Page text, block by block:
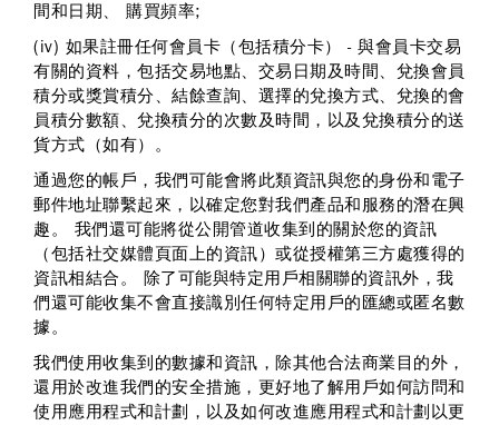
間和日期、 購買頻率;
(iv) 如果註冊任何會員卡（包括積分卡） - 與會員卡交易
有關的資料，包括交易地點、交易日期及時間、兌換會員
積分或獎賞積分、結餘查詢、選擇的兌換方式、兌換的會
員積分數額、兌換積分的次數及時間，以及兌換積分的送
貨方式（如有）。
通過您的帳戶，我們可能會將此類資訊與您的身份和電子
郵件地址聯繫起來，以確定您對我們產品和服務的潛在興
趣。 我們還可能將從公開管道收集到的關於您的資訊
（包括社交媒體頁面上的資訊）或從授權第三方處獲得的
資訊相結合。 除了可能與特定用戶相關聯的資訊外，我
們還可能收集不會直接識別任何特定用戶的匯總或匿名數
據。
我們使用收集到的數據和資訊，除其他合法商業目的外，
還用於改進我們的安全措施，更好地了解用戶如何訪問和
使用應用程式和計劃，以及如何改進應用程式和計劃以更